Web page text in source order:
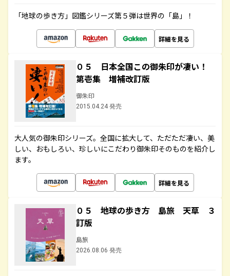
「地球の歩き方」図鑑シリーズ第５弾は世界の「島」！
詳細を見る
０５ 日本全国この御朱印が凄い！
第壱集 増補改訂版
御朱印
2015.04.24 発売
大人気の御朱印シリーズ。全国に拡大して、ただただ凄い、美
しい、おもしろい、珍しいにこだわり御朱印そのものを紹介し
ます。
詳細を見る
０５ 地球の歩き方 島旅 天草 ３
訂版
島旅
2026.08.06 発売